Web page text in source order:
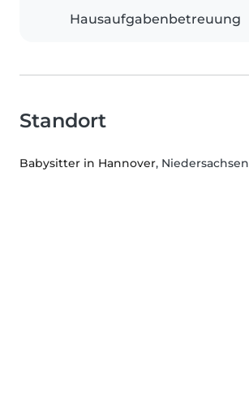
Hausaufgabenbetreuung
Standort
Babysitter in Hannover, Niedersachsen